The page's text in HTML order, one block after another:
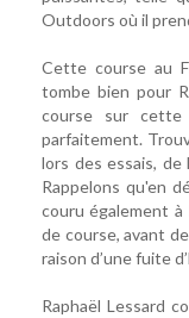
Outdoors où il
Cette course au
tombe bien pour
course sur
parfaitement.
lors des essais,
Rappelons qu'en
couru également à
de course, avant
raison d’une fuite
Raphaël Lessard